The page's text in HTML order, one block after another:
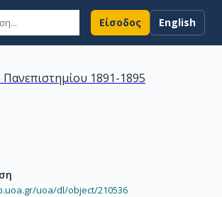
Είσοδος English
1891-1895
uoa/dl/object/210536